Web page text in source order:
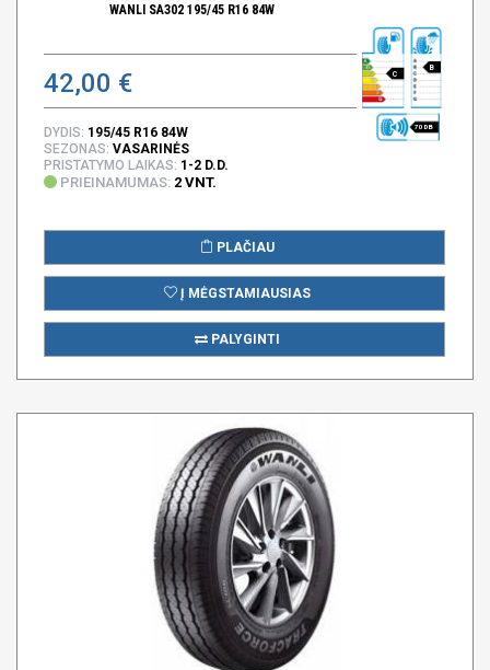
WANLI SA302 195/45 R16 84W
42,00 € C
B
70 DB
DYDIS: 195/45 R16 84W
SEZONAS: VASARINĖS
PRISTATYMO LAIKAS: 1-2 D.D.
PRIEINAMUMAS: 2 VNT.
PLAČIAU
Į MĖGSTAMIAUSIAS
PALYGINTI